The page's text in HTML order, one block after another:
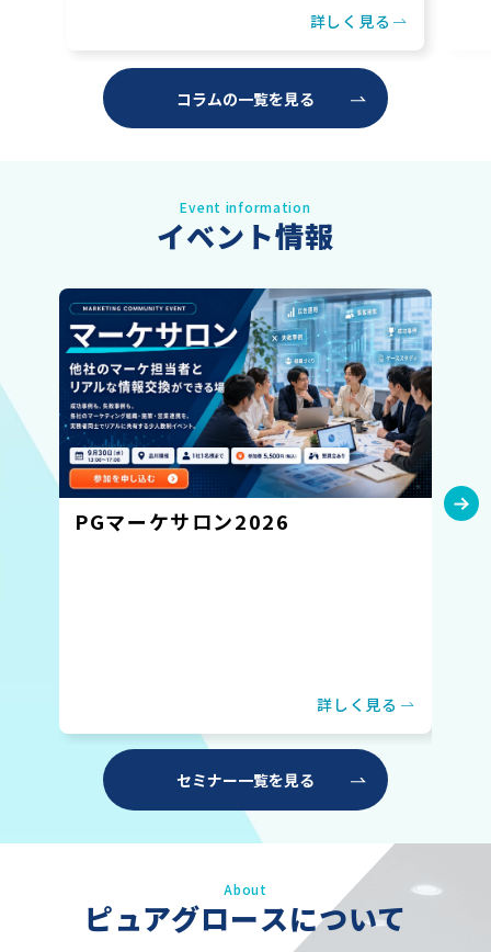
詳しく見る
コラムの一覧を見る
Event information
イベント情報
PGマーケサロン2026
詳しく見る
セミナー一覧を見る
About
ピュアグロースについて